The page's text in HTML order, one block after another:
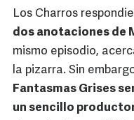
Los Charros
dos anotaciones de
mismo episodio,
la pizarra. Sin
Fantasmas Grises
un sencillo